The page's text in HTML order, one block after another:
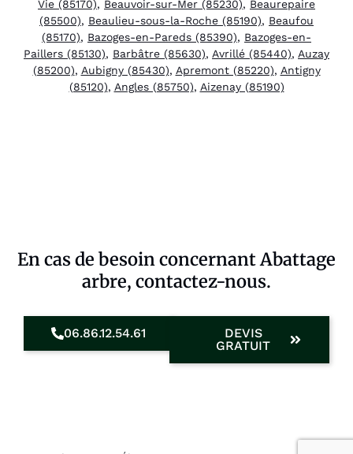
Vie (85170), Beauvoir-sur-Mer (85230), Beaurepaire
(85500), Beaulieu-sous-la-Roche (85190), Beaufou
(85170), Bazoges-en-Pareds (85390), Bazoges-en-
Paillers (85130), Barbâtre (85630), Avrillé (85440), Auzay
(85200), Aubigny (85430), Apremont (85220), Antigny
(85120), Angles (85750), Aizenay (85190)
En cas de besoin concernant Abattage
arbre, contactez-nous.
06.86.12.54.61
DEVIS
GRATUIT